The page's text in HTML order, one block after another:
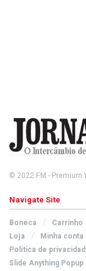
© 2022 FM - Premium
Navigate Site
Boneca Carrinho
Loja
Minha conta
Política de
Slide Anything